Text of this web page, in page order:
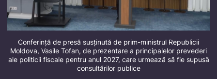
Conferință de presă susținută de prim-ministrul Republicii
Moldova, Vasile Tofan, de prezentare a principalelor prevederi
ale politicii fiscale pentru anul 2027, care urmează să fie supusă
consultărilor publice